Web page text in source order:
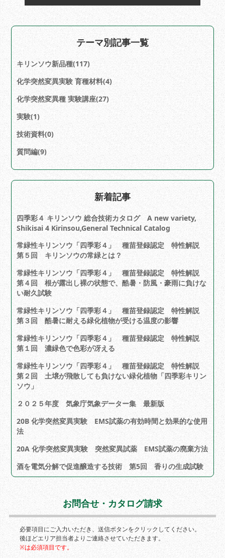
テーマ別記事一覧
キリンソウ新品種(117)
化学突然変異実験 育種材料(4)
化学突然変異種 実験講座(27)
実験(1)
技術資料(0)
質問編(9)
新着記事
四季彩４ キリンソウ 総合技術カタログ A new variety,
Shikisai 4 Kirinsou,General Technical Catalog
常緑性キリンソウ「四季彩４」 種苗登録認定 特性解説
第５回 キリンソウの常緑とは？
常緑性キリンソウ「四季彩４」 種苗登録認定 特性解説
第４回 根が露出し裸の状態で、酷暑・防風・豪雨に負けな
い耐久試験
常緑性キリンソウ「四季彩４」 種苗登録認定 特性解説
第３回 酷暑に耐える緑化植物が受ける温度の影響
常緑性キリンソウ「四季彩４」 種苗登録認定 特性解説
第１回 濃緑色で色彩が冴える
常緑性キリンソウ「四季彩４」 種苗登録認定 特性解説
第２回 土壌が飛散しても負けない緑化植物「四季彩キリン
ソウ」
２０２５年度 気象庁気象データー集 最新版
20B 化学突然変異実験 EMS試薬の有効時間と効果的な使用
法
20A 化学突然変異実験 突然変異試薬 EMS試薬の廃棄方法
酒を電気分解で促進醸造する技術 第5回 香りの生成試験
お問合せ・カタログ請求
必要項目にご入力いただき、送信ボタンをクリックしてください。
後ほどエリア担当者よりご連絡させていただきます。
※は必須項目です。